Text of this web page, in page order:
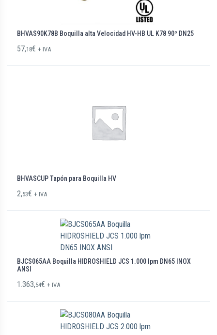
BHVAS90K78B Boquilla alta Velocidad HV-HB UL K78 90º DN25
57,18€ + IVA
BHVASCUP Tapón para Boquilla HV
2,53€ + IVA
BJCS065AA Boquilla HIDROSHIELD JCS 1.000 lpm DN65 INOX
ANSI
1.363,54€ + IVA